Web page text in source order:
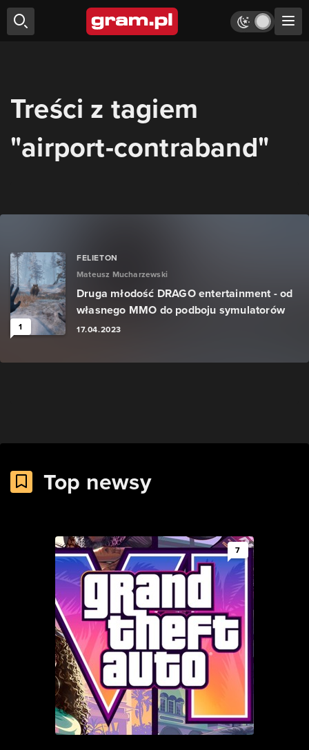
Treści z tagiem
"airport-contraband"
1
FELIETON
Mateusz Mucharzewski
Druga młodość DRAGO entertainment - od
własnego MMO do podboju symulatorów
17.04.2023
Top newsy
7